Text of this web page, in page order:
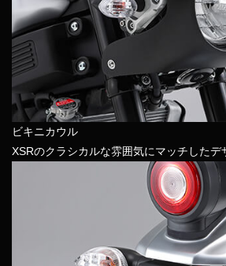
ビキニカウル
XSRのクラシカルな雰囲気にマッチしたデ